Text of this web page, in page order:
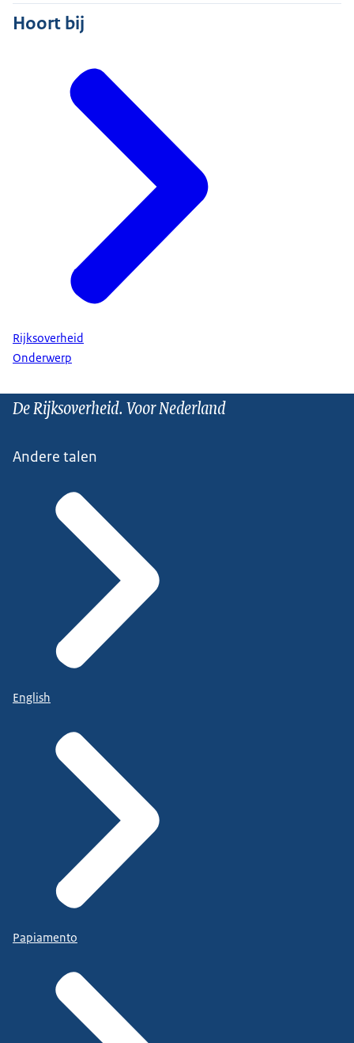
Hoort bij
Rijksoverheid
Onderwerp
De Rijksoverheid. Voor Nederland
Andere talen
English
Papiamento